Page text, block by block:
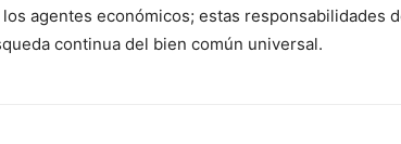
agentes económicos; estas responsabilidades
continua del bien común universal.